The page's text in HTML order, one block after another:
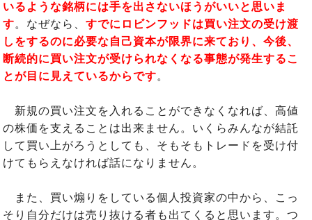
いるような銘柄には手を出さないほうがいいと思いま
す。なぜなら、すでにロビンフッドは買い注文の受け渡
しをするのに必要な自己資本が限界に来ており、今後、
断続的に買い注文が受けられなくなる事態が発生するこ
とが目に見えているからです。
新規の買い注文を入れることができなくなれば、高値
の株価を支えることは出来ません。いくらみんなが結託
して買い上がろうとしても、そもそもトレードを受け付
けてもらえなければ話になりません。
また、買い煽りをしている個人投資家の中から、こっ
そり自分だけは売り抜ける者も出てくると思います。つ